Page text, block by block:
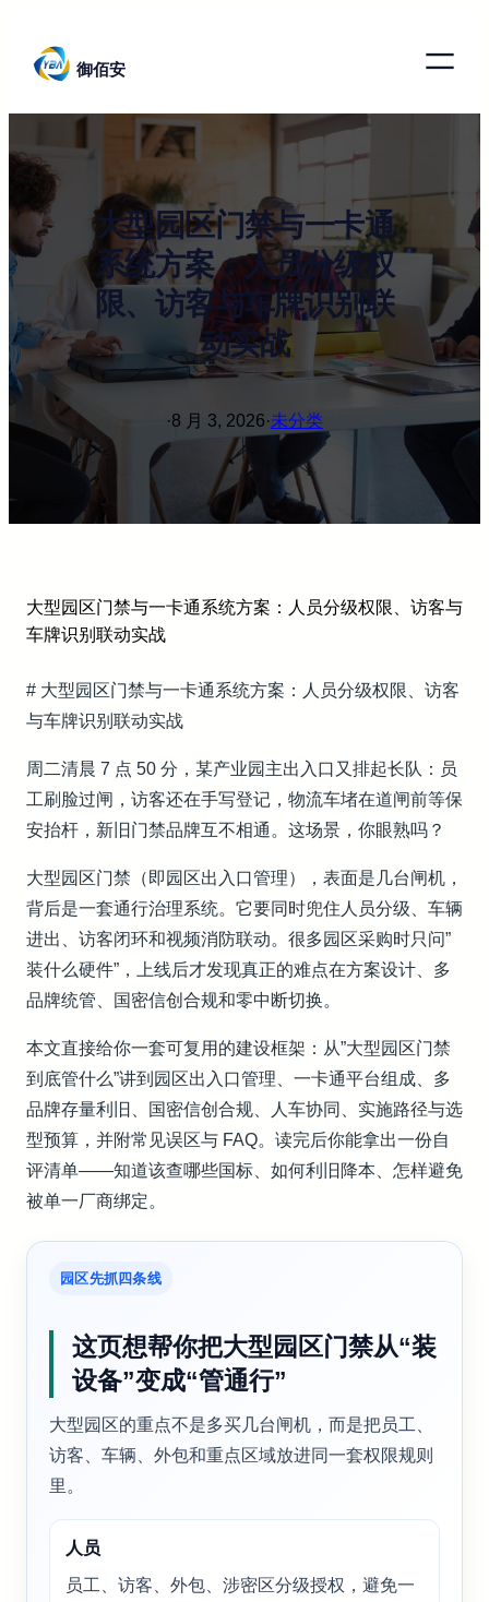
御佰安
大型园区门禁与一卡通
系统方案：人员分级权
限、访客与车牌识别联
动实战
·8 月 3, 2026·未分类
大型园区门禁与一卡通系统方案：人员分级权限、访客与
车牌识别联动实战
# 大型园区门禁与一卡通系统方案：人员分级权限、访客
与车牌识别联动实战
周二清晨 7 点 50 分，某产业园主出入口又排起长队：员
工刷脸过闸，访客还在手写登记，物流车堵在道闸前等保
安抬杆，新旧门禁品牌互不相通。这场景，你眼熟吗？
大型园区门禁（即园区出入口管理），表面是几台闸机，
背后是一套通行治理系统。它要同时兜住人员分级、车辆
进出、访客闭环和视频消防联动。很多园区采购时只问”
装什么硬件”，上线后才发现真正的难点在方案设计、多
品牌统管、国密信创合规和零中断切换。
本文直接给你一套可复用的建设框架：从”大型园区门禁
到底管什么”讲到园区出入口管理、一卡通平台组成、多
品牌存量利旧、国密信创合规、人车协同、实施路径与选
型预算，并附常见误区与 FAQ。读完后你能拿出一份自
评清单——知道该查哪些国标、如何利旧降本、怎样避免
被单一厂商绑定。
园区先抓四条线
这页想帮你把大型园区门禁从“装
设备”变成“管通行”
大型园区的重点不是多买几台闸机，而是把员工、
访客、车辆、外包和重点区域放进同一套权限规则
里。
人员
员工、访客、外包、涉密区分级授权，避免一